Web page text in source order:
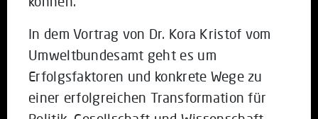
In dem Vortrag von Dr. Kora Kristof vom
Umweltbundesamt geht es um
Erfolgsfaktoren und konkrete Wege zu
einer erfolgreichen Transformation für